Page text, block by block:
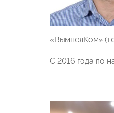
«ВымпелКом»
С 2016 года по